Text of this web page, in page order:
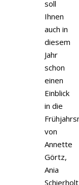
soll
Ihnen
auch in
diesem
Jahr
schon
einen
Einblick
in die
von
Annette
Görtz,
Ania
Schierholt